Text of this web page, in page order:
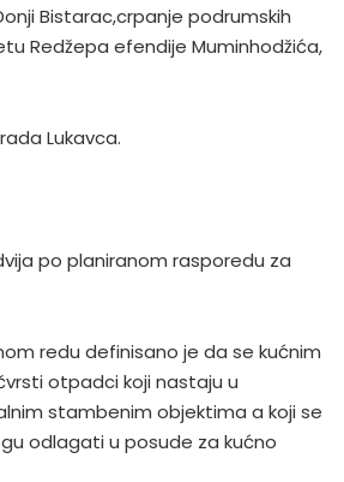
Bistarac,crpanje podrumskih
Redžepa efendije Muminhodžića,
Lukavca.
po planiranom rasporedu za
redu definisano je da se kućnim
otpadci koji nastaju u
stambenim objektima a koji se
odlagati u posude za kućno